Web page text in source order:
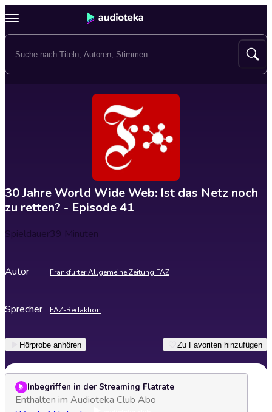
30 Jahre World Wide Web: Ist das Netz noch
zu retten? - Episode 41
Spieldauer39 Minuten
Autor Frankfurter Allgemeine Zeitung FAZ
Sprecher FAZ-Redaktion
Hörprobe anhören Zu Favoriten hinzufügen
Inbegriffen in der Streaming Flatrate
Enthalten im Audioteka Club Abo